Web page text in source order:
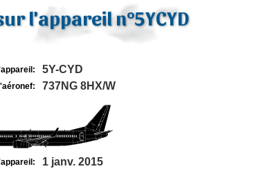
l'appareil n°5YCYD
5Y-CYD
737NG 8HX/W
1 janv. 2015